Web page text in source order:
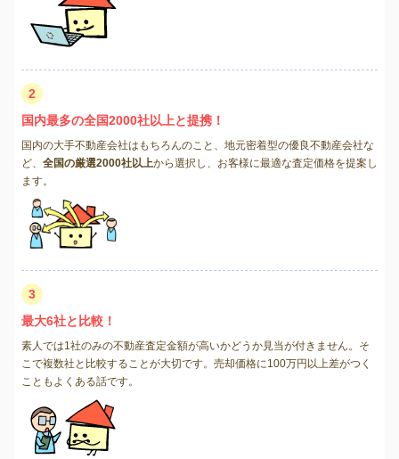
2
国内最多の全国2000社以上と提携！
国内の大手不動産会社はもちろんのこと、地元密着型の優良不動産会社な
ど、 全国の厳選2000社以上から選択し、お客様に最適な査定価格を提案し
ます。
3
最大6社と比較！
素人では1社のみの不動産査定金額が高いかどうか見当が付きません。そ
こで複数社と比較することが大切です。売却価格に100万円以上差がつく
こともよくある話です。